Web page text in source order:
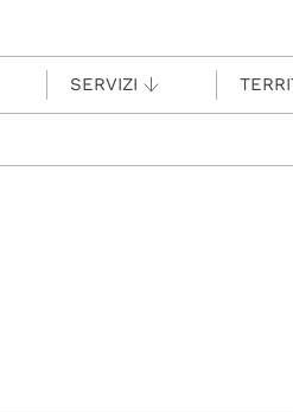
SERVIZI